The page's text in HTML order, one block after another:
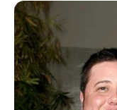
desta lista, não é
deliciosa e não
optar por esta
um sucesso em
3° – Chaveiro